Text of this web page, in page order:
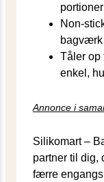
portioner
Non-
bagværk
Tåler op
enkel,
Annonce i
Silikomart –
partner til dig,
færre